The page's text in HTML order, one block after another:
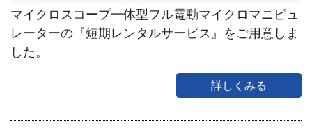
マイクロスコープ一体型フル電動マイクロマニピュ
レーターの『短期レンタルサービス』をご用意しま
した。
詳しくみる